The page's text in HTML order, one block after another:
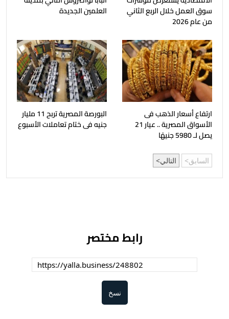
سوق العمل خلال الربع الثاني
من عام 2026
العلمين الجديدة
ارتفاع أسعار الذهب فى
الأسواق المصرية .. عيار 21
يصل لـ 5980 جنيهًا
البورصة المصرية تربح 11 مليار
جنيه فى ختام تعاملات الأسبوع
السابق التالي
رابط مختصر
نسخ